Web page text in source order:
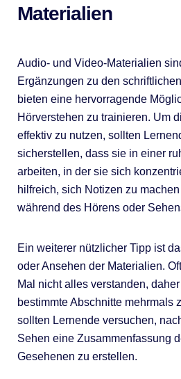
Materialien
Audio- und Video-Materialien
Ergänzungen zu den
bieten eine hervorragende
Hörverstehen zu trainieren. Um
effektiv zu nutzen, sollten
sicherstellen, dass sie in einer
arbeiten, in der sie sich
hilfreich, sich Notizen zu
während des Hörens oder
Ein weiterer nützlicher Tipp ist
oder Ansehen der Materialien.
Mal nicht alles verstanden,
bestimmte Abschnitte mehrmals
sollten Lernende versuchen,
Sehen eine Zusammenfassung
Gesehenen zu erstellen.